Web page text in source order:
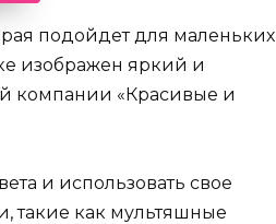
подойдет для маленьких
изображен яркий и
компании «Красивые и
и использовать свое
такие как мультяшные